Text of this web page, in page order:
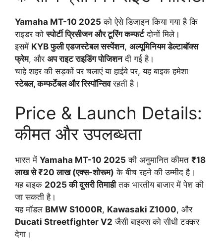
Yamaha MT-10 2025 को ऐसे डिजाइन किया गया है कि
राइडर कोस्पोर्टी प्रिसीजन और टूरिंग कम्फर्टदोनों मिले।
इसमें KYB फुली एडजस्टेबल सस्पेंशन, अल्यूमिनियम डेल्टाबॉक्स
फ्रेम, और अप राइट राइडिंग पोजिशनदी गई है।
चाहे शहर की सड़कों पर चलाएं या हाईवे पर, यह बाइक हमेशा
स्टेबल, कम्फर्टेबल और रिस्पॉन्सिवरहती है।
Price & Launch Details:
कीमत और उपलब्धता
भारत में Yamaha MT-10 2025 की अनुमानित कीमत ₹18
लाख से ₹20 लाख (एक्स-शोरूम) के बीच रहने की उम्मीद है।
यह बाइक 2025 की दूसरी तिमाहीतक भारतीय बाजार में पेश की
जा सकती है।
यह मॉडल BMW S1000R, Kawasaki Z1000, और
Ducati Streetfighter V2 जैसी बाइक्स को सीधी टक्कर
देगा।